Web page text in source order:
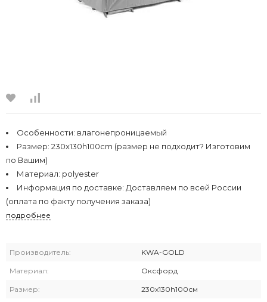
Особенности: влагонепроницаемый
Размер: 230х130h100cm (размер не подходит? Изготовим
по Вашим)
Материал: polyester
Информация по доставке: Доставляем по всей России
(оплата по факту получения заказа)
подробнее
Производитель: KWA-GOLD
Материал: Оксфорд
Размер: 230х130h100см